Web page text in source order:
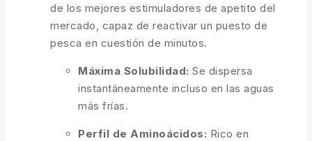
de los mejores estimuladores de apetito del
mercado, capaz de reactivar un puesto de
pesca en cuestión de minutos.
Máxima Solubilidad: Se dispersa
instantáneamente incluso en las aguas
más frías.
Perfil de Aminoácidos: Rico en